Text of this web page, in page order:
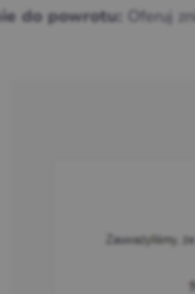
do powrotu:
Oferuj